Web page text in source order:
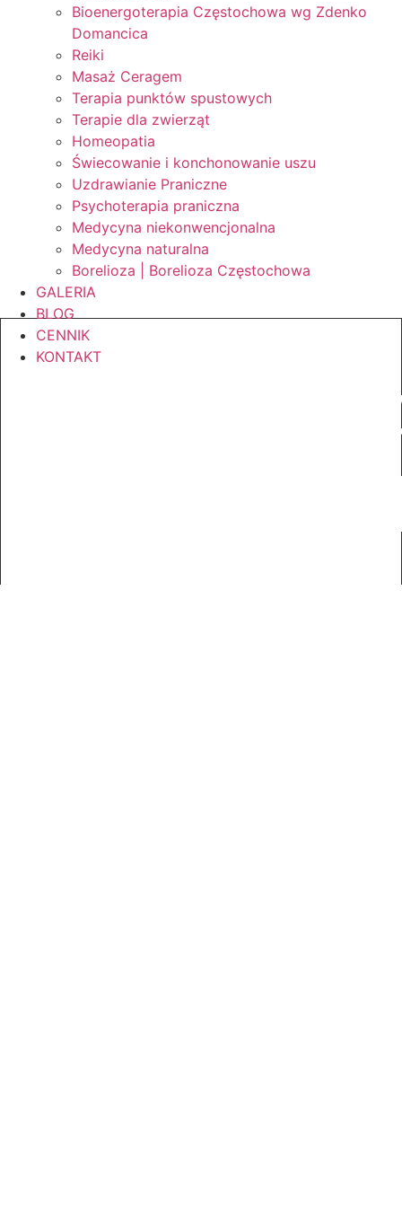
Bioenergoterapia Częstochowa wg Zdenko
Domancica
Reiki
Masaż Ceragem
Terapia punktów spustowych
Terapie dla zwierząt
Homeopatia
Świecowanie i konchonowanie uszu
Uzdrawianie Praniczne
Psychoterapia praniczna
Medycyna niekonwencjonalna
Medycyna naturalna
Borelioza | Borelioza Częstochowa
GALERIA
BLOG
CENNIK
KONTAKT